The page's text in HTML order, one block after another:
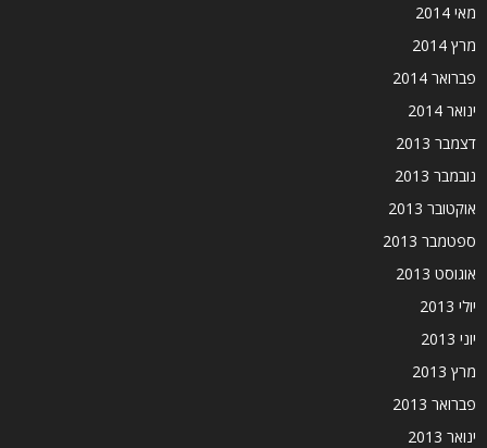
מאי 2014
מרץ 2014
פברואר 2014
ינואר 2014
דצמבר 2013
נובמבר 2013
אוקטובר 2013
ספטמבר 2013
אוגוסט 2013
יולי 2013
יוני 2013
מרץ 2013
פברואר 2013
ינואר 2013